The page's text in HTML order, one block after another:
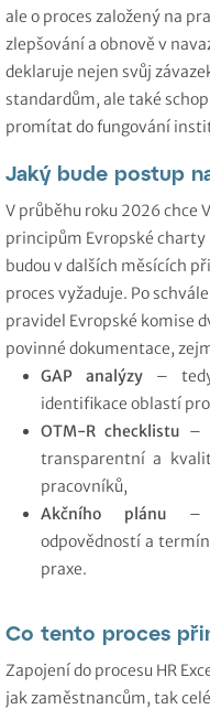
ale o proces založený na
zlepšování a obnově v
deklaruje nejen svůj
standardům, ale také
promítat do fungování
Jaký bude postup
V průběhu roku 2026 chce
principům Evropské
budou v dalších měsících
proces vyžaduje. Po
pravidel Evropské komise
povinné dokumentace,
GAP analýzy– tedy
identifikace oblastí
OTM-R checklistu –
transparentní a
pracovníků,
Akčního plánu –
odpovědností a
praxe.
Co tento proces
Zapojení do procesu HR
jak zaměstnancům, tak